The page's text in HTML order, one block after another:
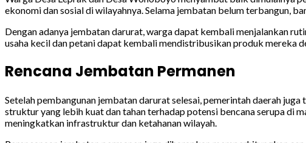
ekonomi dan sosial di wilayahnya. Selama jembatan belum terbangun,
Dengan adanya jembatan darurat, warga dapat kembali menjalankan
usaha kecil dan petani dapat kembali mendistribusikan produk mereka
Rencana Jembatan Permanen
Setelah pembangunan jembatan darurat selesai, pemerintah daerah
struktur yang lebih kuat dan tahan terhadap potensi bencana serupa di
meningkatkan infrastruktur dan ketahanan wilayah.